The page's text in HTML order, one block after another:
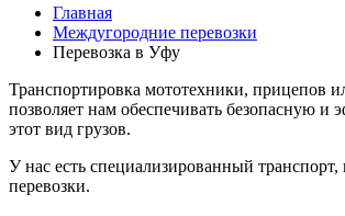
Главная
Междугородние перевозки
Перевозка в Уфу
Транспортировка мототехники, прицепов
позволяет нам обеспечивать безопасную
этот вид грузов.
У нас есть специализированный
перевозки.